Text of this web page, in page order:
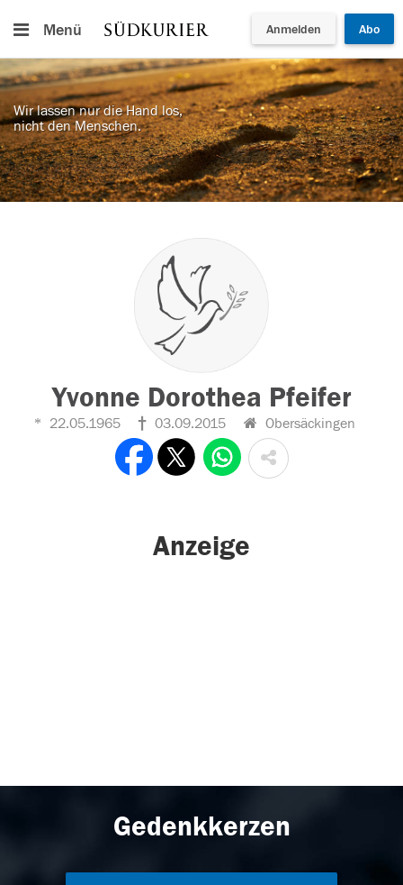
Menü Anmelden Abo
Wir lassen nur die Hand los,
nicht den Menschen.
Yvonne Dorothea Pfeifer
22.05.1965 03.09.2015 Obersäckingen
Anzeige
Gedenkkerzen